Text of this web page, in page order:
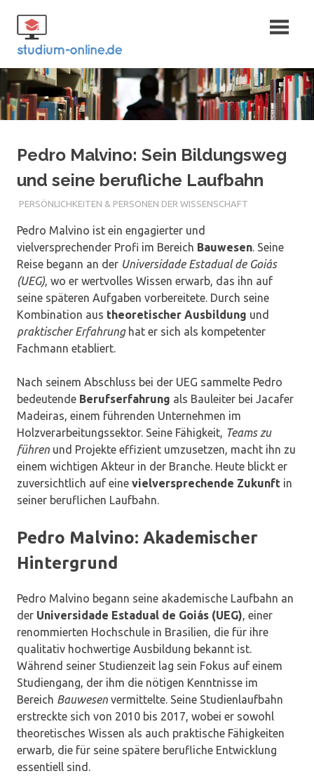
Inhalt
springen
Fernstudium
und Bachelor
Pedro Malvino: Sein Bildungsweg
und seine berufliche Laufbahn
PERSÖNLICHKEITEN & PERSONEN DER WISSENSCHAFT
Pedro Malvino ist ein engagierter und
vielversprechender Profi im Bereich Bauwesen. Seine
Reise begann an der Universidade Estadual de Goiás
(UEG), wo er wertvolles Wissen erwarb, das ihn auf
seine späteren Aufgaben vorbereitete. Durch seine
Kombination aus theoretischer Ausbildung und
praktischer Erfahrunghat er sich als kompetenter
Fachmann etabliert.
Nach seinem Abschluss bei der UEG sammelte Pedro
bedeutende Berufserfahrung als Bauleiter bei Jacafer
Madeiras, einem führenden Unternehmen im
Holzverarbeitungssektor. Seine Fähigkeit, Teams zu
führen und Projekte effizient umzusetzen, macht ihn zu
einem wichtigen Akteur in der Branche. Heute blickt er
zuversichtlich auf eine vielversprechende Zukunft in
seiner beruflichen Laufbahn.
Pedro Malvino: Akademischer
Hintergrund
Pedro Malvino begann seine akademische Laufbahn an
der Universidade Estadual de Goiás (UEG), einer
renommierten Hochschule in Brasilien, die für ihre
qualitativ hochwertige Ausbildung bekannt ist.
Während seiner Studienzeit lag sein Fokus auf einem
Studiengang, der ihm die nötigen Kenntnisse im
Bereich Bauwesen vermittelte. Seine Studienlaufbahn
erstreckte sich von 2010 bis 2017, wobei er sowohl
theoretisches Wissen als auch praktische Fähigkeiten
erwarb, die für seine spätere berufliche Entwicklung
essentiell sind.